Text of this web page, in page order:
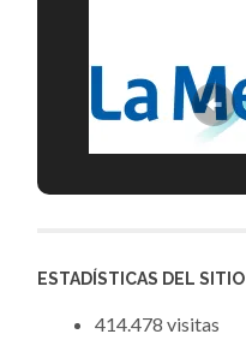
ESTADÍSTICAS DEL SITIO
414.478 visitas